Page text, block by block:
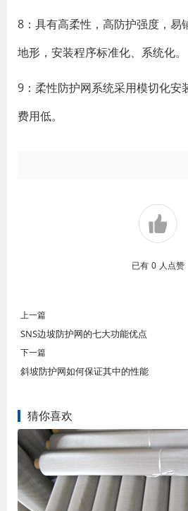
8：具有高柔性，高防护强度，易
地形，安装程序标准化、系统化。
9：柔性防护网系统采用模切化安
费用低。
已有 0 人点赞
上一篇
SNS边坡防护网的七大功能优点
下一篇
斜坡防护网如何保证其中的性能
猜你喜欢